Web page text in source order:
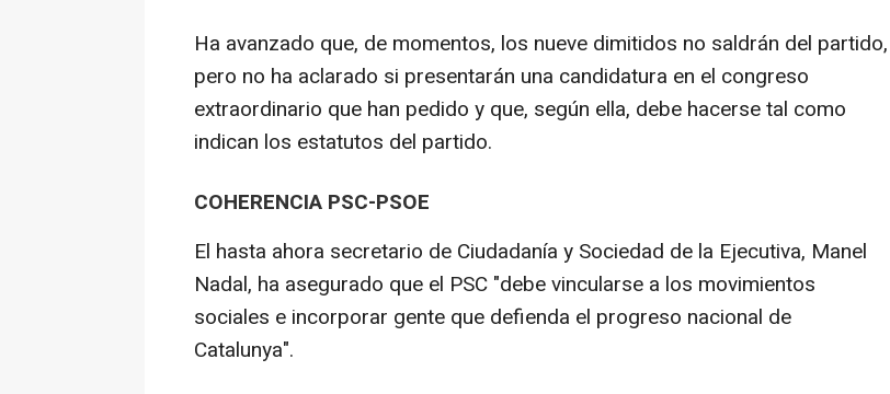
Ha avanzado que, de momentos, los nueve dimitidos no saldrán del partido,
pero no ha aclarado si presentarán una candidatura en el congreso
extraordinario que han pedido y que, según ella, debe hacerse tal como
indican los estatutos del partido.
COHERENCIA PSC-PSOE
El hasta ahora secretario de Ciudadanía y Sociedad de la Ejecutiva, Manel
Nadal, ha asegurado que el PSC "debe vincularse a los movimientos
sociales e incorporar gente que defienda el progreso nacional de
Catalunya".